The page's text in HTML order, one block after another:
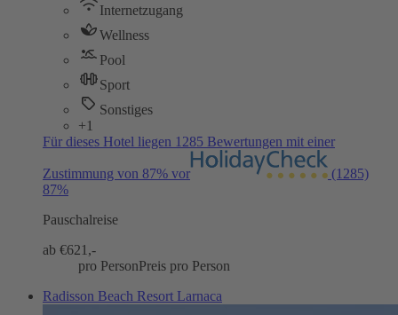
Internetzugang
Wellness
Pool
Sport
Sonstiges
+1
Für dieses Hotel liegen 1285 Bewertungen mit einer
Zustimmung von 87% vor
(1285)
87%
Pauschalreise
ab €621,-
pro PersonPreis pro Person
Radisson Beach Resort Larnaca